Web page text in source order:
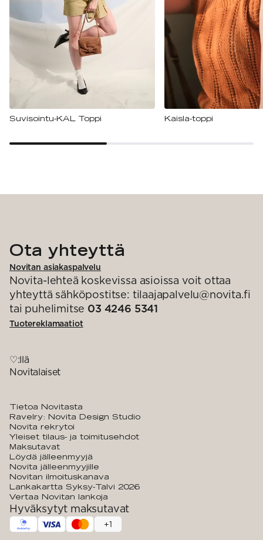
Suvisointu-KAL Toppi Kaisla-toppi
Ota yhteyttä
Novitan asiakaspalvelu
Novita-lehteä koskevissa asioissa voit ottaa
yhteyttä sähköpostitse: tilaajapalvelu@novita.fi
tai puhelimitse 03 4246 5341
Tuotereklamaatiot
♡:llä
Novitalaiset
Tietoa Novitasta
Ravelry: Novita Design Studio
Novita rekrytoi
Yleiset tilaus- ja toimitusehdot
Maksutavat
Löydä jälleenmyyjä
Novita jälleenmyyjille
Novitan ilmoituskanava
Lankakartta Syksy-Talvi 2026
Vertaa Novitan lankoja
Hyväksytyt maksutavat
+1